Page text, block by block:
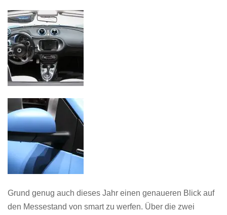
Grund genug auch dieses Jahr einen genaueren Blick auf
den Messestand von smart zu werfen. Über die zwei